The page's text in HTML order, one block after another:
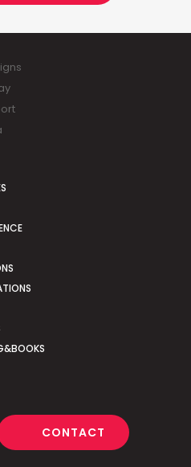
CONTACT